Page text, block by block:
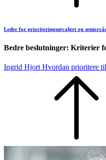
Leder for prioriteringsutvalget og
Bedre beslutninger: Kriterier
Ingrid Hjort Hvordan prioritere